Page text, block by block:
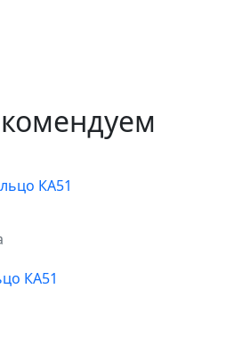
КА51